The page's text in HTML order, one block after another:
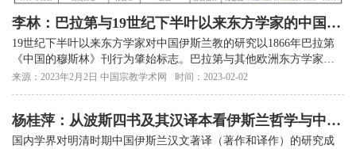
李林：巴拉第与19世纪下半叶以来东方学家的中国伊
斯兰教研究——西方中国伊斯兰教研究的类型、分期
与批评
19世纪下半叶以来东方学家对中国伊斯兰教的研究以1866年巴拉第
《中国的穆斯林》刊行为肇始标志。巴拉第与其他欧洲东方学家研
究中国伊斯兰教，重视维护本国在华利益。
来源：2023年2月2日 中国宗教学术网 时间：2023-02-02
杨桂萍：从波斯四书及其汉译本看伊斯兰哲学与中国
哲学的融通
国内学界对明清时期中国伊斯兰汉文著译（著作和译作）的研究成